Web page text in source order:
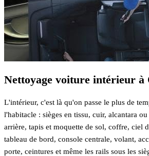
Nettoyage voiture intérieur à
L'intérieur, c'est là qu'on passe le plus de
l'habitacle : sièges en tissu, cuir, alcantara
arrière, tapis et moquette de sol, coffre, ciel
tableau de bord, console centrale, volant,
porte, ceintures et même les rails sous les